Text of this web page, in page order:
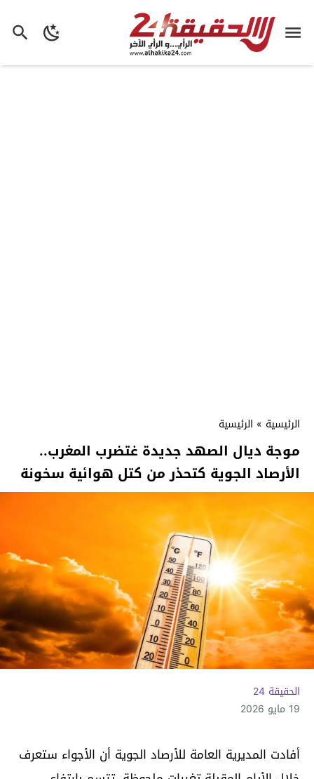
الرئيسية » الرئيسية
موجة ديال الصهد جديدة غتضرب المغرب..
الأرصاد الجوية كتحذر من كتل هوائية سخونة
الحقيقة 24
19 مايو 2026
أفادت المديرية العامة للأرصاد الجوية أن الأجواء ستعرف